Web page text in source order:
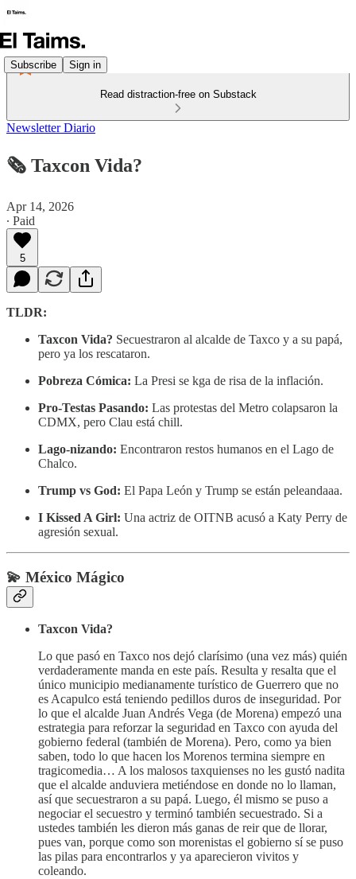
Subscribe Sign in
Read distraction-free on Substack
Newsletter Diario
🗞️ Taxcon Vida?
Apr 14, 2026
∙ Paid
5
TLDR:
Taxcon Vida? Secuestraron al alcalde de Taxco y a su papá,
pero ya los rescataron.
Pobreza Cómica: La Presi se kga de risa de la inflación.
Pro-Testas Pasando: Las protestas del Metro colapsaron la
CDMX, pero Clau está chill.
Lago-nizando: Encontraron restos humanos en el Lago de
Chalco.
Trump vs God: El Papa León y Trump se están peleandaaa.
I Kissed A Girl: Una actriz de OITNB acusó a Katy Perry de
agresión sexual.
💫 México Mágico
Taxcon Vida?
Lo que pasó en Taxco nos dejó clarísimo (una vez más) quién
verdaderamente manda en este país. Resulta y resalta que el
único municipio medianamente turístico de Guerrero que no
es Acapulco está teniendo pedillos duros de inseguridad. Por
lo que el alcalde Juan Andrés Vega (de Morena) empezó una
estrategia para reforzar la seguridad en Taxco con ayuda del
gobierno federal (también de Morena). Pero, como ya bien
saben, todo lo que hacen los Morenos termina siempre en
tragicomedia… A los malosos taxquienses no les gustó nadita
que el alcalde anduviera metiéndose en donde no lo llaman,
así que secuestraron a su papá. Luego, él mismo se puso a
negociar el secuestro y terminó también secuestrado. Si a
ustedes también les dieron más ganas de reir que de llorar,
pues van, porque como son morenistas el gobierno sí se puso
las pilas para encontrarlos y ya aparecieron vivitos y
coleando.